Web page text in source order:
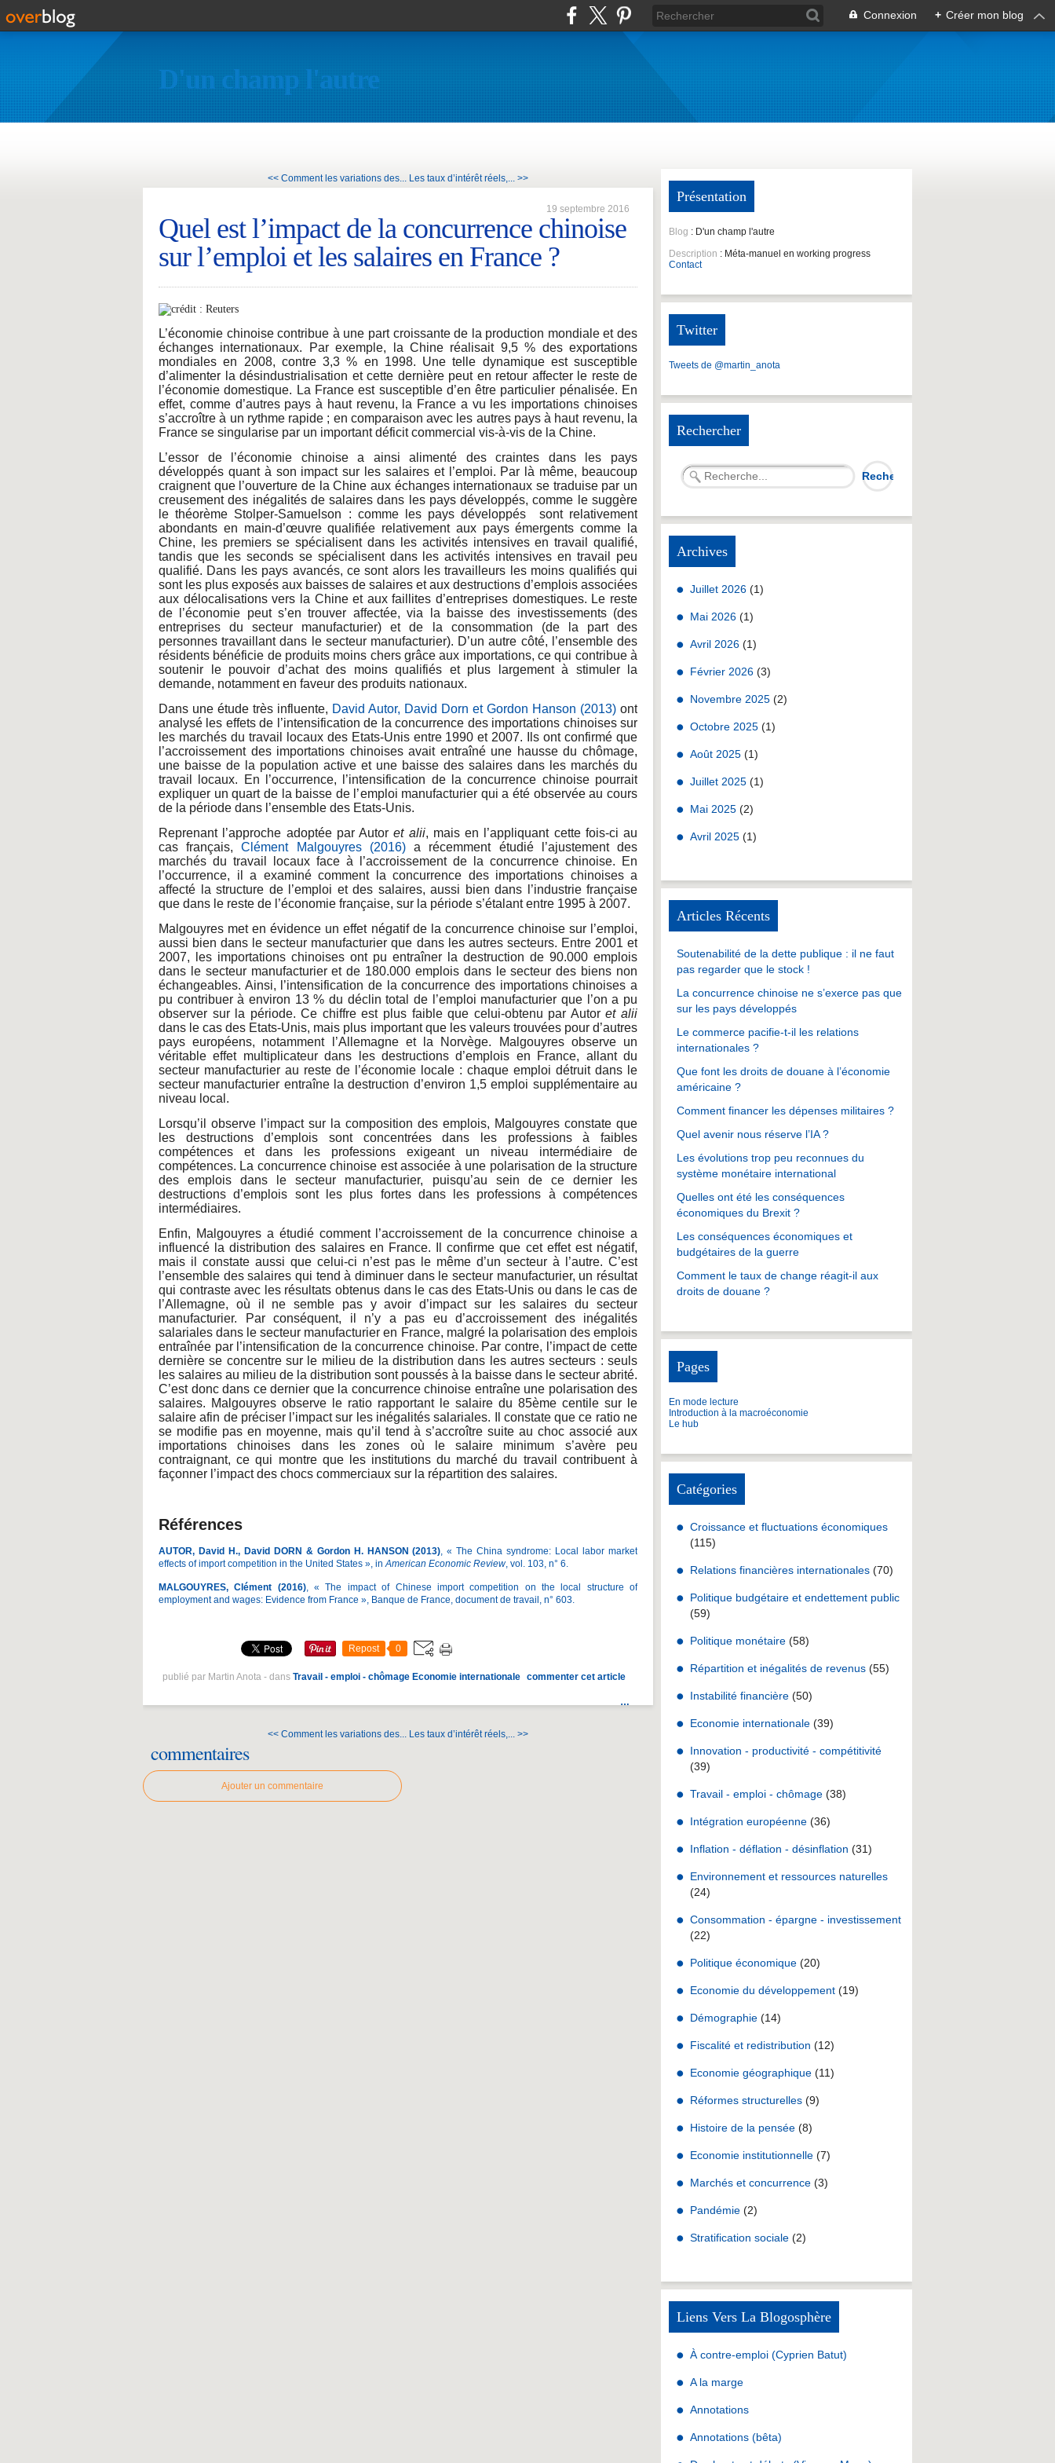
Connexion + Créer mon blog
D'un champ l'autre
<< Comment les variations des... Les taux d’intérêt réels,... >>
19 septembre 2016
Quel est l’impact de la concurrence chinoise
sur l’emploi et les salaires en France ?
L’économie chinoise contribue à une part croissante de la production mondiale et des
échanges internationaux. Par exemple, la Chine réalisait 9,5 % des exportations
mondiales en 2008, contre 3,3 % en 1998. Une telle dynamique est susceptible
d’alimenter la désindustrialisation et cette dernière peut en retour affecter le reste de
l’économie domestique. La France est susceptible d’en être particulier pénalisée. En
effet, comme d’autres pays à haut revenu, la France a vu les importations chinoises
s’accroître à un rythme rapide ; en comparaison avec les autres pays à haut revenu, la
France se singularise par un important déficit commercial vis-à-vis de la Chine.
L’essor de l’économie chinoise a ainsi alimenté des craintes dans les pays
développés quant à son impact sur les salaires et l’emploi. Par là même, beaucoup
craignent que l’ouverture de la Chine aux échanges internationaux se traduise par un
creusement des inégalités de salaires dans les pays développés, comme le suggère
le théorème Stolper-Samuelson : comme les pays développés sont relativement
abondants en main-d’œuvre qualifiée relativement aux pays émergents comme la
Chine, les premiers se spécialisent dans les activités intensives en travail qualifié,
tandis que les seconds se spécialisent dans les activités intensives en travail peu
qualifié. Dans les pays avancés, ce sont alors les travailleurs les moins qualifiés qui
sont les plus exposés aux baisses de salaires et aux destructions d’emplois associées
aux délocalisations vers la Chine et aux faillites d’entreprises domestiques. Le reste
de l’économie peut s’en trouver affectée, via la baisse des investissements (des
entreprises du secteur manufacturier) et de la consommation (de la part des
personnes travaillant dans le secteur manufacturier). D’un autre côté, l’ensemble des
résidents bénéficie de produits moins chers grâce aux importations, ce qui contribue à
soutenir le pouvoir d’achat des moins qualifiés et plus largement à stimuler la
demande, notamment en faveur des produits nationaux.
Dans une étude très influente, David Autor, David Dorn et Gordon Hanson (2013) ont
analysé les effets de l’intensification de la concurrence des importations chinoises sur
les marchés du travail locaux des Etats-Unis entre 1990 et 2007. Ils ont confirmé que
l’accroissement des importations chinoises avait entraîné une hausse du chômage,
une baisse de la population active et une baisse des salaires dans les marchés du
travail locaux. En l’occurrence, l’intensification de la concurrence chinoise pourrait
expliquer un quart de la baisse de l’emploi manufacturier qui a été observée au cours
de la période dans l’ensemble des Etats-Unis.
Reprenant l’approche adoptée par Autoret alii, mais en l’appliquant cette fois-ci au
cas français, Clément Malgouyres (2016)a récemment étudié l’ajustement des
marchés du travail locaux face à l’accroissement de la concurrence chinoise. En
l’occurrence, il a examiné comment la concurrence des importations chinoises a
affecté la structure de l’emploi et des salaires, aussi bien dans l’industrie française
que dans le reste de l’économie française, sur la période s’étalant entre 1995 à 2007.
Malgouyres met en évidence un effet négatif de la concurrence chinoise sur l’emploi,
aussi bien dans le secteur manufacturier que dans les autres secteurs. Entre 2001 et
2007, les importations chinoises ont pu entraîner la destruction de 90.000 emplois
dans le secteur manufacturier et de 180.000 emplois dans le secteur des biens non
échangeables. Ainsi, l’intensification de la concurrence des importations chinoises a
pu contribuer à environ 13 % du déclin total de l’emploi manufacturier que l’on a pu
observer sur la période. Ce chiffre est plus faible que celui-obtenu par Autoret alii
dans le cas des Etats-Unis, mais plus important que les valeurs trouvées pour d’autres
pays européens, notamment l’Allemagne et la Norvège. Malgouyres observe un
véritable effet multiplicateur dans les destructions d’emplois en France, allant du
secteur manufacturier au reste de l’économie locale : chaque emploi détruit dans le
secteur manufacturier entraîne la destruction d’environ 1,5 emploi supplémentaire au
niveau local.
Lorsqu’il observe l’impact sur la composition des emplois, Malgouyres constate que
les destructions d’emplois sont concentrées dans les professions à faibles
compétences et dans les professions exigeant un niveau intermédiaire de
compétences. La concurrence chinoise est associée à une polarisation de la structure
des emplois dans le secteur manufacturier, puisqu’au sein de ce dernier les
destructions d’emplois sont les plus fortes dans les professions à compétences
intermédiaires.
Enfin, Malgouyres a étudié comment l’accroissement de la concurrence chinoise a
influencé la distribution des salaires en France. Il confirme que cet effet est négatif,
mais il constate aussi que celui-ci n’est pas le même d’un secteur à l’autre. C’est
l’ensemble des salaires qui tend à diminuer dans le secteur manufacturier, un résultat
qui contraste avec les résultats obtenus dans le cas des Etats-Unis ou dans le cas de
l’Allemagne, où il ne semble pas y avoir d’impact sur les salaires du secteur
manufacturier. Par conséquent, il n’y a pas eu d’accroissement des inégalités
salariales dans le secteur manufacturier en France, malgré la polarisation des emplois
entraînée par l’intensification de la concurrence chinoise. Par contre, l’impact de cette
dernière se concentre sur le milieu de la distribution dans les autres secteurs : seuls
les salaires au milieu de la distribution sont poussés à la baisse dans le secteur abrité.
C’est donc dans ce dernier que la concurrence chinoise entraîne une polarisation des
salaires. Malgouyres observe le ratio rapportant le salaire du 85ème centile sur le
salaire afin de préciser l’impact sur les inégalités salariales. Il constate que ce ratio ne
se modifie pas en moyenne, mais qu’il tend à s’accroître suite au choc associé aux
importations chinoises dans les zones où le salaire minimum s’avère peu
contraignant, ce qui montre que les institutions du marché du travail contribuent à
façonner l’impact des chocs commerciaux sur la répartition des salaires.
Références
AUTOR, David H., David DORN & Gordon H. HANSON (2013), « The China syndrome: Local labor market
effects of import competition in the United States », inAmerican Economic Review, vol. 103, n° 6.
MALGOUYRES, Clément (2016), « The impact of Chinese import competition on the local structure of
employment and wages: Evidence from France », Banque de France, document de travail, n° 603.
Repost 0
publié par Martin Anota - dans Travail - emploi - chômage Economie internationale commenter cet article
…
<< Comment les variations des... Les taux d’intérêt réels,... >>
commentaires
Ajouter un commentaire
Présentation
Blog : D'un champ l'autre
Description : Méta-manuel en working progress
Contact
Twitter
Tweets de @martin_anota
Rechercher
Archives
Juillet 2026 (1)
Mai 2026 (1)
Avril 2026 (1)
Février 2026 (3)
Novembre 2025 (2)
Octobre 2025 (1)
Août 2025 (1)
Juillet 2025 (1)
Mai 2025 (2)
Avril 2025 (1)
Articles Récents
Soutenabilité de la dette publique : il ne faut
pas regarder que le stock !
La concurrence chinoise ne s’exerce pas que
sur les pays développés
Le commerce pacifie-t-il les relations
internationales ?
Que font les droits de douane à l’économie
américaine ?
Comment financer les dépenses militaires ?
Quel avenir nous réserve l’IA ?
Les évolutions trop peu reconnues du
système monétaire international
Quelles ont été les conséquences
économiques du Brexit ?
Les conséquences économiques et
budgétaires de la guerre
Comment le taux de change réagit-il aux
droits de douane ?
Pages
En mode lecture
Introduction à la macroéconomie
Le hub
Catégories
Croissance et fluctuations économiques
(115)
Relations financières internationales (70)
Politique budgétaire et endettement public
(59)
Politique monétaire (58)
Répartition et inégalités de revenus (55)
Instabilité financière (50)
Economie internationale (39)
Innovation - productivité - compétitivité
(39)
Travail - emploi - chômage (38)
Intégration européenne (36)
Inflation - déflation - désinflation (31)
Environnement et ressources naturelles
(24)
Consommation - épargne - investissement
(22)
Politique économique (20)
Economie du développement (19)
Démographie (14)
Fiscalité et redistribution (12)
Economie géographique (11)
Réformes structurelles (9)
Histoire de la pensée (8)
Economie institutionnelle (7)
Marchés et concurrence (3)
Pandémie (2)
Stratification sociale (2)
Liens Vers La Blogosphère
À contre-emploi (Cyprien Batut)
A la marge
Annotations
Annotations (bêta)